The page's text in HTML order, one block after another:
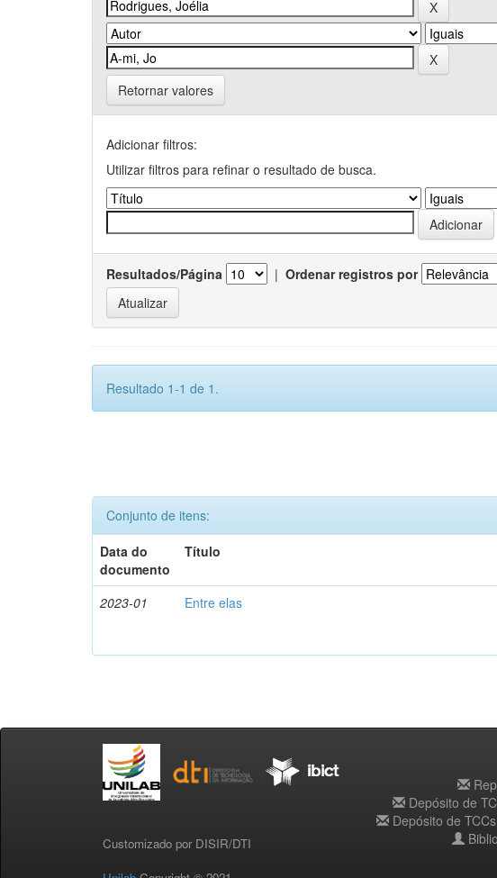
Retornar valores
Adicionar filtros:
Utilizar filtros para refinar o resultado de busca.
Resultados/Página | Ordenar registros por
Resultado 1-1 de 1.
Conjunto de itens:
Data do
documento
Título
2023-01 Entre elas
Customizado por DISIR/DTI
Depósito de
Depósito de